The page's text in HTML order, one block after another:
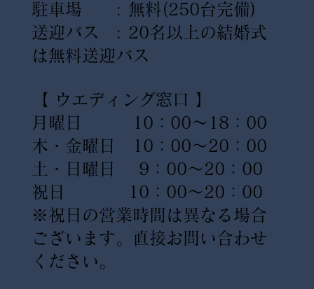
駐車場 : 無料(250台完備)
送迎バス : 20名以上の結婚式
は無料送迎バス
【 ウエディング窓口 】
月曜日 10：00〜18：00
木・金曜日 10：00〜20：00
土・日曜日 9：00〜20：00
祝日 10：00〜20：00
※祝日の営業時間は異なる場合
ございます。直接お問い合わせ
ください。